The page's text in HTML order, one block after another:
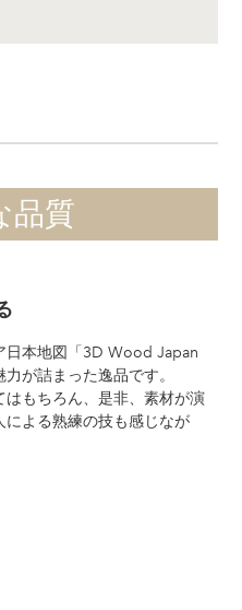
品質
日本地図「3D Wood Japan
が詰まった逸品です。
もちろん、是非、素材が演
よる熟練の技も感じなが